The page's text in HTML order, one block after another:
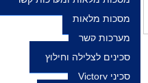
מסכות מלאות
מערכות קשר
סכינים לצלילה וחילוץ
סכיני Victory